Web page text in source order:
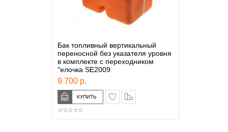
Бак топливный вертикальный
переносной без указателя уровня
в комплекте с переходником
"елочка SE2009
9 700 р.
в закладки